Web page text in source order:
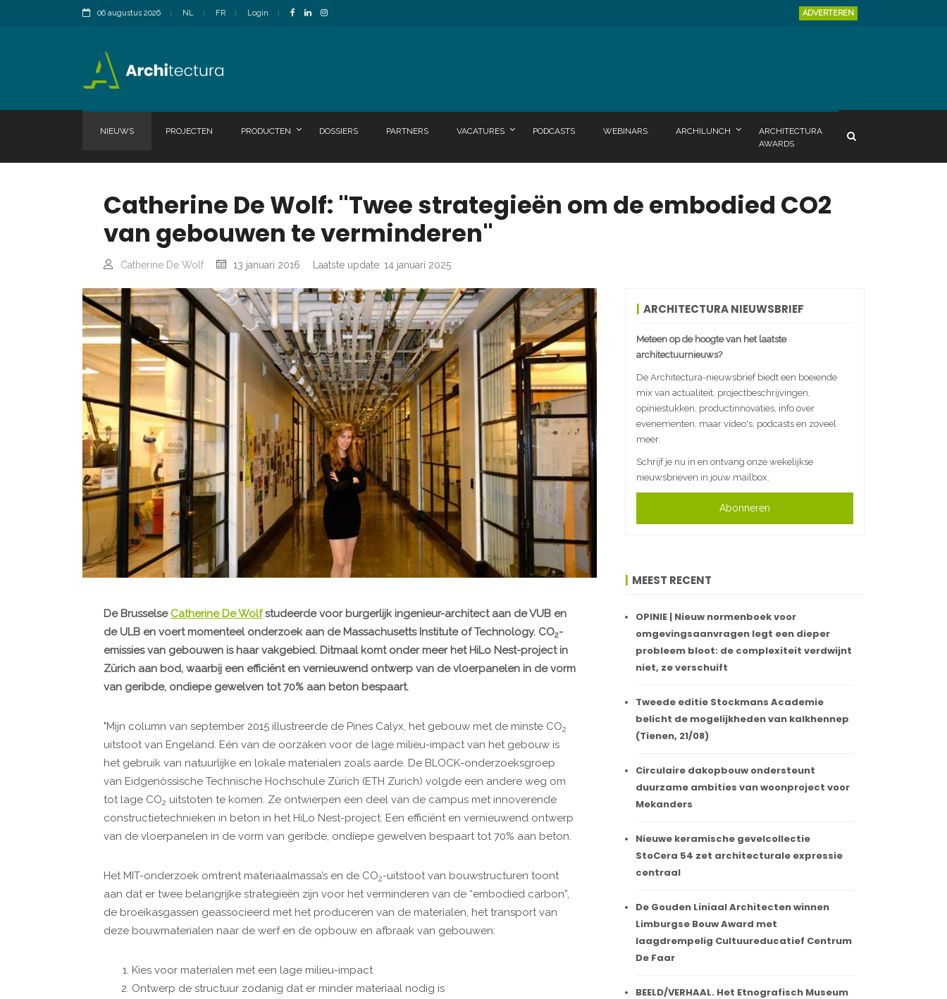
06 augustus 2026 NL FR Login ADVERTEREN
NIEUWS PROJECTEN PRODUCTEN DOSSIERS PARTNERS VACATURES PODCASTS WEBINARS ARCHILUNCH
ARCHITECTURA
AWARDS
Catherine De Wolf: "Twee strategieën om de embodied CO2
van gebouwen te verminderen"
Catherine De Wolf 13 januari 2016 Laatste update: 14 januari 2025
De Brusselse Catherine De Wolfstudeerde voor burgerlijk ingenieur-architect aan de VUB en
de ULB en voert momenteel onderzoek aan de Massachusetts Institute of Technology. CO2-
emissies van gebouwen is haar vakgebied. Ditmaal komt onder meer het HiLo Nest-project in
Zürich aan bod, waarbij een efficiënt en vernieuwend ontwerp van de vloerpanelen in de vorm
van geribde, ondiepe gewelven tot 70% aan beton bespaart.
"Mijn column van september 2015 illustreerde de Pines Calyx, het gebouw met de minste CO2
uitstoot van Engeland. Eén van de oorzaken voor de lage milieu-impact van het gebouw is
het gebruik van natuurlijke en lokale materialen zoals aarde. De BLOCK-onderzoeksgroep
van Eidgenössische Technische Hochschule Zürich (ETH Zurich) volgde een andere weg om
tot lage CO2 uitstoten te komen. Ze ontwierpen een deel van de campus met innoverende
constructietechnieken in beton in het HiLo Nest-project. Een efficiënt en vernieuwend ontwerp
van de vloerpanelen in de vorm van geribde, ondiepe gewelven bespaart tot 70% aan beton.
Het MIT-onderzoek omtrent materiaalmassa’s en de CO2-uitstoot van bouwstructuren toont
aan dat er twee belangrijke strategieën zijn voor het verminderen van de “embodied carbon”,
de broeikasgassen geassocieerd met het produceren van de materialen, het transport van
deze bouwmaterialen naar de werf en de opbouw en afbraak van gebouwen:
Kies voor materialen met een lage milieu-impact
Ontwerp de structuur zodanig dat er minder materiaal nodig is
ARCHITECTURA NIEUWSBRIEF
Meteen op de hoogte van het laatste
architectuurnieuws?
De Architectura-nieuwsbrief biedt een boeiende
mix van actualiteit, projectbeschrijvingen,
opiniestukken, productinnovaties, info over
evenementen, maar video's, podcasts en zoveel
meer.
Schrijf je nu in en ontvang onze wekelijkse
nieuwsbrieven in jouw mailbox.
Abonneren
MEEST RECENT
OPINIE | Nieuw normenboek voor
omgevingsaanvragen legt een dieper
probleem bloot: de complexiteit verdwijnt
niet, ze verschuift
Tweede editie Stockmans Academie
belicht de mogelijkheden van kalkhennep
(Tienen, 21/08)
Circulaire dakopbouw ondersteunt
duurzame ambities van woonproject voor
Mekanders
Nieuwe keramische gevelcollectie
StoCera 54 zet architecturale expressie
centraal
De Gouden Liniaal Architecten winnen
Limburgse Bouw Award met
laagdrempelig Cultuureducatief Centrum
De Faar
BEELD/VERHAAL. Het Etnografisch Museum